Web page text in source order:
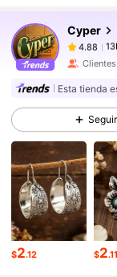
Cyper
4.88
j***1
4.88
4.88
4.88
4.88
Esta tienda
Seguir
$2.12 $2.11